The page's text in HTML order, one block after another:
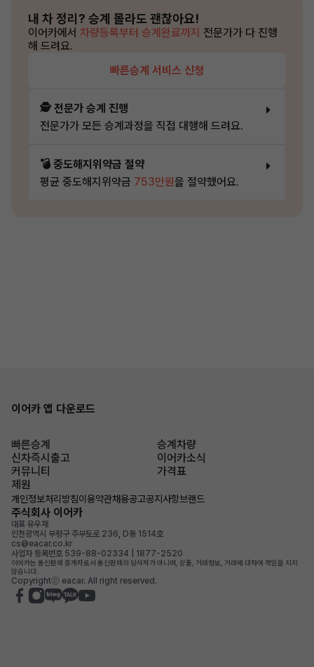
내 차 정리? 승계 몰라도 괜찮아요!
이어카에서 차량등록부터 승계완료까지 전문가가 다 진행
해 드려요.
빠른승계 서비스 신청
🕵️ 전문가 승계 진행
전문가가 모든 승계과정을 직접 대행해 드려요.
💣 중도해지위약금 절약
평균 중도해지위약금 753만원을 절약했어요.
이어카 앱 다운로드
빠른승계
승계차량
신차즉시출고
이어카소식
커뮤니티
가격표
제원
개인정보처리방침이용약관채용공고공지사항브랜드
주식회사 이어카
대표 유우재
인천광역시 부평구 주부토로 236, D동 1514호
cs@eacar.co.kr
사업자 등록번호 539-88-02334 | 1877-2520
이어카는 통신판매 중개자로서 통신판매의 당사자가 아니며, 상품, 거래정보, 거래에 대하여 책임을 지지
않습니다.
Copyrightⓒ eacar. All right reserved.